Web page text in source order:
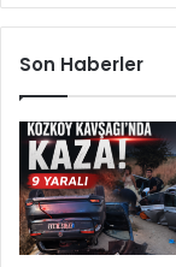
Son Haberler